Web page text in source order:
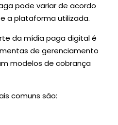
pode variar de acordo
a plataforma utilizada.
da mídia paga digital é
de gerenciamento
modelos de cobrança
comuns são: